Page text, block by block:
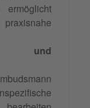
und